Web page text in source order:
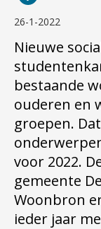
26-1-2022
Nieuwe
bestaande
ouderen en
groepen.
voor 2022.
gemeente
Woonbron
ieder jaar